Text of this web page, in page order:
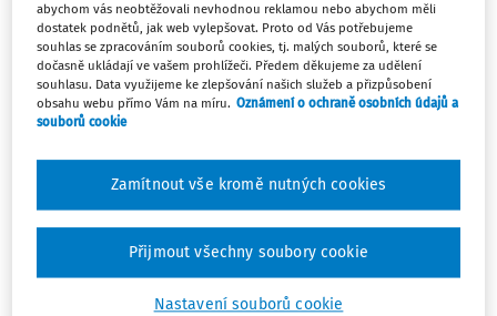
Filtr
Počet vyhledaných dokumentů:1
Řadit podle:
ČLÁNKY
Veľká novela Zákonníka práce v roku 2022
Slovensko v roku 2022 čaká v oblasti pracovného práva
výzva, ktorá by sa mala prejaviť v podobe novely
abychom vás neobtěžovali nevhodnou reklamou nebo abychom měli
dostatek podnětů, jak web vylepšovat. Proto od Vás potřebujeme
souhlas se zpracováním souborů cookies, tj. malých souborů, které se
dočasně ukládají ve vašem prohlížeči. Předem děkujeme za udělení
souhlasu. Data využijeme ke zlepšování našich služeb a přizpůsobení
obsahu webu přímo Vám na míru. Oznámení o ochraně osobních údajů a
souborů cookie
Nastavení souborů cookie
Zamítnout vše kromě nutných cookies
Přijmout všechny soubory cookie